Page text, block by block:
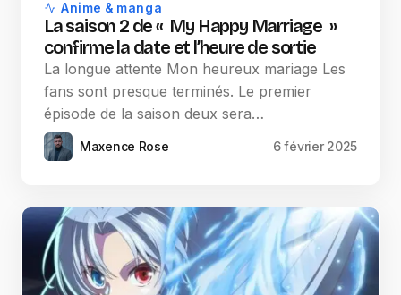
Anime & manga
La saison 2 de « My Happy Marriage »
confirme la date et l’heure de sortie
La longue attente Mon heureux mariage Les
fans sont presque terminés. Le premier
épisode de la saison deux sera…
Maxence Rose 6 février 2025